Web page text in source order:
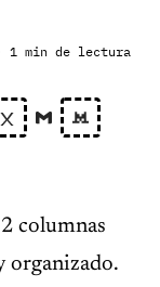
1 min de lectura
columnas
organizado.